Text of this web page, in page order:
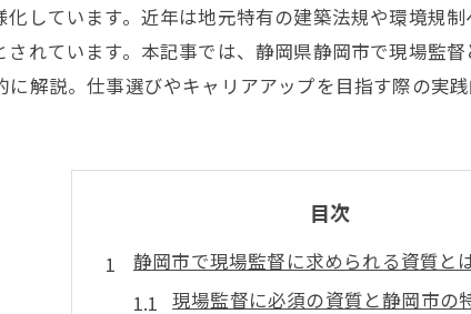
しています。近年は地元特有の建築法規や環境規
れています。本記事では、静岡県静岡市で現場監
解説。仕事選びやキャリアアップを目指す際の実践
目次
静岡市で現場監督に求められる資質と
現場監督に必須の資質と静岡市の